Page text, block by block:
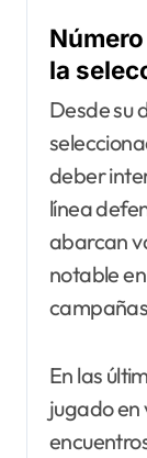
la
Desde su
deber
línea
abarcan
notable
En las
jugado en